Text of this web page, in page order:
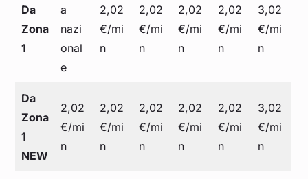
Da
Zona
1
a
nazi
onal
e
2,02
€/mi
n
2,02
€/mi
n
2,02
€/mi
n
2,02
€/mi
n
3,02
€/mi
n
Da
Zona
1
NEW
2,02
€/mi
n
2,02
€/mi
n
2,02
€/mi
n
2,02
€/mi
n
2,02
€/mi
n
3,02
€/mi
n